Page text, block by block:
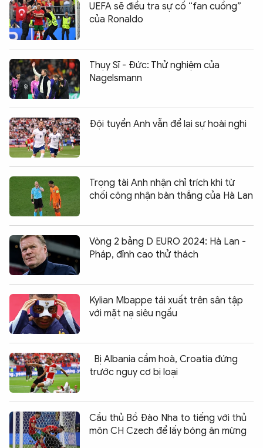
UEFA sẽ điều tra sự cố “fan cuồng”
của Ronaldo
Thụy Sĩ - Đức: Thử nghiệm của
Nagelsmann
Đội tuyển Anh vẫn để lại sự hoài nghi
Trọng tài Anh nhận chỉ trích khi từ
chối công nhận bàn thắng của Hà Lan
Vòng 2 bảng D EURO 2024: Hà Lan -
Pháp, đỉnh cao thử thách
Kylian Mbappe tái xuất trên sân tập
với mặt nạ siêu ngầu
Bị Albania cầm hoà, Croatia đứng
trước nguy cơ bị loại
Cầu thủ Bồ Đào Nha to tiếng với thủ
môn CH Czech để lấy bóng ăn mừng